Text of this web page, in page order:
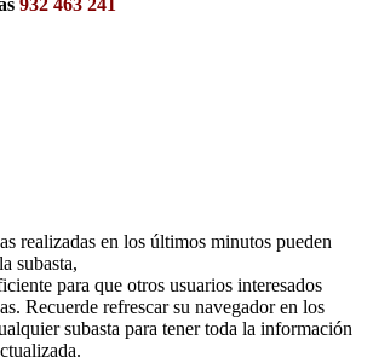
932 463 241
realizadas en los últimos minutos pueden
subasta,
para que otros usuarios interesados
Recuerde refrescar su navegador en los
subasta para tener toda la información